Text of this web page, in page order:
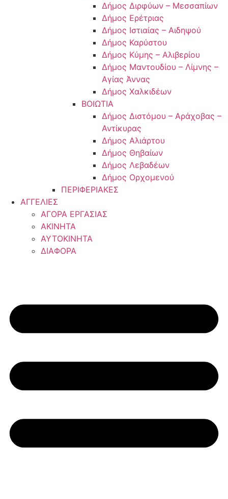
Δήμος Διρφύων – Μεσσαπίων
Δήμος Ερέτριας
Δήμος Ιστιαίας – Αιδηψού
Δήμος Καρύστου
Δήμος Κύμης – Αλιβερίου
Δήμος Μαντουδίου – Λίμνης –
Αγίας Άννας
Δήμος Χαλκιδέων
ΒΟΙΩΤΙΑ
Δήμος Διστόμου – Αράχοβας –
Αντίκυρας
Δήμος Αλιάρτου
Δήμος Θηβαίων
Δήμος Λεβαδέων
Δήμος Ορχομενού
ΠΕΡΙΦΕΡΙΑΚΕΣ
ΑΓΓΕΛΙΕΣ
ΑΓΟΡΑ ΕΡΓΑΣΙΑΣ
ΑΚΙΝΗΤΑ
ΑΥΤΟΚΙΝΗΤΑ
ΔΙΑΦΟΡΑ